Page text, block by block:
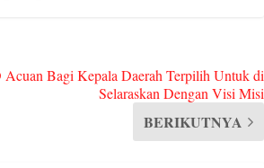
Acuan Bagi Kepala Daerah Terpilih Untuk di
Selaraskan Dengan Visi Misi
BERIKUTNYA